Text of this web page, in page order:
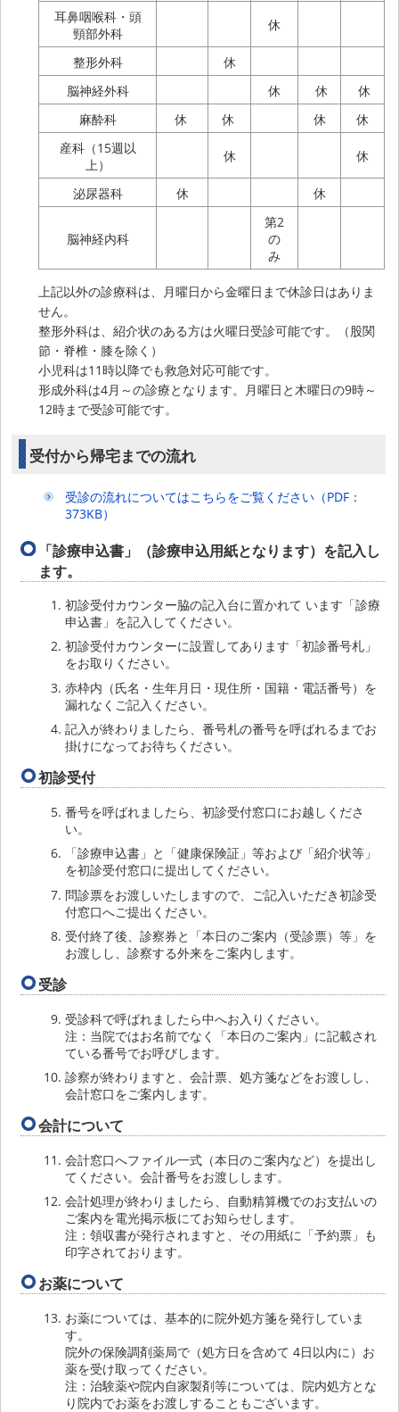
耳鼻咽喉科・頭
頸部外科
休
整形外科
休
脳神経外科
休 休
休
麻酔科
休 休 休
休
産科（15週以
上）
休 休
泌尿器科 休 休
脳神経内科
第2
の
み
上記以外の診療科は、月曜日から金曜日まで休診日はありま
せん。
整形外科は、紹介状のある方は火曜日受診可能です。（股関
節・脊椎・膝を除く）
小児科は11時以降でも救急対応可能です。
形成外科は4月～の診療となります。月曜日と木曜日の9時～
12時まで受診可能です。
受付から帰宅までの流れ
受診の流れについてはこちらをご覧ください（PDF：
373KB）
「診療申込書」（診療申込用紙となります）を記入し
ます。
初診受付カウンター脇の記入台に置かれて います「診療
申込書」を記入してください。
初診受付カウンターに設置してあります「初診番号札」
をお取りください。
赤枠内（氏名・生年月日・現住所・国籍・電話番号）を
漏れなくご記入ください。
記入が終わりましたら、番号札の番号を呼ばれるまでお
掛けになってお待ちください。
初診受付
番号を呼ばれましたら、初診受付窓口にお越しくださ
い。
「診療申込書」と「健康保険証」等および「紹介状等」
を初診受付窓口に提出してください。
問診票をお渡しいたしますので、ご記入いただき初診受
付窓口へご提出ください。
受付終了後、診察券と「本日のご案内（受診票）等」を
お渡しし、診察する外来をご案内します。
受診
受診科で呼ばれましたら中へお入りください。
注：当院ではお名前でなく「本日のご案内」に記載され
ている番号でお呼びします。
診察が終わりますと、会計票、処方箋などをお渡しし、
会計窓口をご案内します。
会計について
会計窓口へファイル一式（本日のご案内など）を提出し
てください。会計番号をお渡しします。
会計処理が終わりましたら、自動精算機でのお支払いの
ご案内を電光掲示板にてお知らせします。
注：領収書が発行されますと、その用紙に「予約票」も
印字されております。
お薬について
お薬については、基本的に院外処方箋を発行していま
す。
院外の保険調剤薬局で（処方日を含めて 4日以内に）お
薬を受け取ってください。
注：治験薬や院内自家製剤等については、院内処方とな
り院内でお薬をお渡しすることもございます。